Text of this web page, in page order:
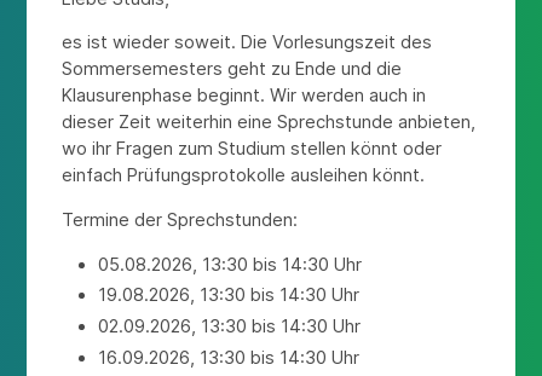
es ist wieder soweit. Die Vorlesungszeit des
Sommersemesters geht zu Ende und die
Klausurenphase beginnt. Wir werden auch in
dieser Zeit weiterhin eine Sprechstunde anbieten,
wo ihr Fragen zum Studium stellen könnt oder
einfach Prüfungsprotokolle ausleihen könnt.
Termine der Sprechstunden:
05.08.2026, 13:30 bis 14:30 Uhr
19.08.2026, 13:30 bis 14:30 Uhr
02.09.2026, 13:30 bis 14:30 Uhr
16.09.2026, 13:30 bis 14:30 Uhr